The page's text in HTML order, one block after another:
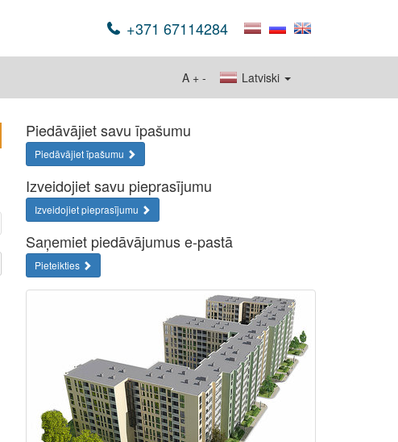
+371 67114284
Latviski
A + -
Piedāvājiet savu īpašumu
Piedāvājiet īpašumu
Izveidojiet savu pieprasījumu
Izveidojiet pieprasījumu
Saņemiet piedāvājumus e-pastā
Pieteikties